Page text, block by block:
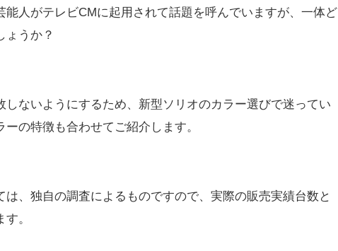
能人がテレビCMに起用されて話題を呼んでいますが、一体ど
ょうか？
しないようにするため、新型ソリオのカラー選びで迷ってい
の特徴も合わせてご紹介します。
、独自の調査によるものですので、実際の販売実績台数と
。